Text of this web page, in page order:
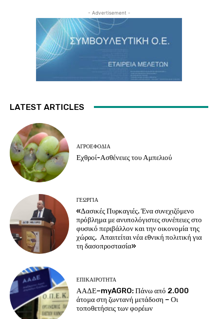
- Advertisement -
LATEST ARTICLES
ΑΓΡΟΕΦΌΔΙΑ
Εχθροί-Ασθένειες του Αμπελιού
ΓΕΩΡΓΊΑ
«Δασικές Πυρκαγιές. Ένα συνεχιζόμενο
πρόβλημα με ανυπολόγιστες συνέπειες στο
φυσικό περιβάλλον και την οικονομία της
χώρας. Απαιτείται νέα εθνική πολιτική για
τη δασοπροστασία»
ΕΠΙΚΑΙΡΌΤΗΤΑ
ΑΑΔΕ–myAGRO: Πάνω από 2.000
άτομα στη ζωντανή μετάδοση – Οι
τοποθετήσεις των φορέων